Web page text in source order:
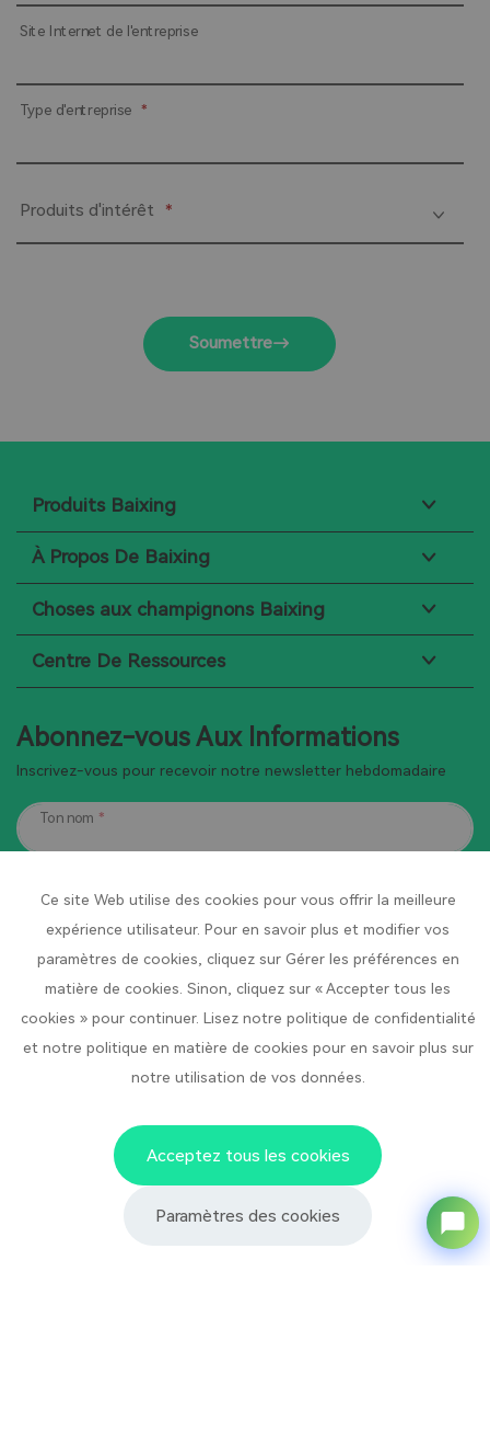
Site Internet de l'entreprise
Type d'entreprise *
Produits d'intérêt *
Soumettre
Produits Baixing
À Propos De Baixing
Choses aux champignons Baixing
Centre De Ressources
Abonnez-vous Aux Informations
Inscrivez-vous pour recevoir notre newsletter hebdomadaire
Ton nom *
Votre numéro de téléphone portable
Submit Now
Contactez-nous
Siège social de l'entreprise :
No. 1 Rue Pingdong, Parc
industriel de Pingdong,Ville de Qingyuan, Préfecture
Ce site Web utilise des cookies pour vous offrir la meilleure
expérience utilisateur. Pour en savoir plus et modifier vos
paramètres de cookies, cliquez sur Gérer les préférences en
matière de cookies. Sinon, cliquez sur « Accepter tous les
cookies » pour continuer. Lisez notre politique de confidentialité
et notre politique en matière de cookies pour en savoir plus sur
notre utilisation de vos données.
Acceptez tous les cookies
Paramètres des cookies